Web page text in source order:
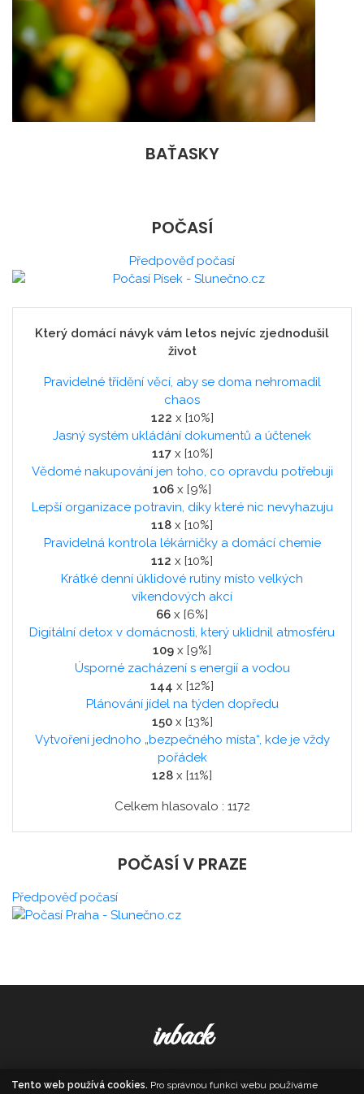
BAŤASKY
POČASÍ
Předpověď počasí
Který domácí návyk vám letos nejvíc zjednodušil
život
Pravidelné třídění věcí, aby se doma nehromadil
chaos
122 x [10%]
Jasný systém ukládání dokumentů a účtenek
117x [10%]
Vědomé nakupování jen toho, co opravdu potřebuji
106 x [9%]
Lepší organizace potravin, díky které nic nevyhazuju
118 x [10%]
Pravidelná kontrola lékárničky a domácí chemie
112 x [10%]
Krátké denní úklidové rutiny místo velkých
víkendových akcí
66 x [6%]
Digitální detox v domácnosti, který uklidnil atmosféru
109 x [9%]
Úsporné zacházení s energií a vodou
144 x [12%]
Plánování jídel na týden dopředu
150x [13%]
Vytvoření jednoho „bezpečného místa“, kde je vždy
pořádek
128 x [11%]
Celkem hlasovalo : 1172
POČASÍ V PRAZE
Předpověď počasí
inback
© 2026. All Rights Reserved, Media Populus
Tento web používá cookies. Pro správnou funkci webu používáme